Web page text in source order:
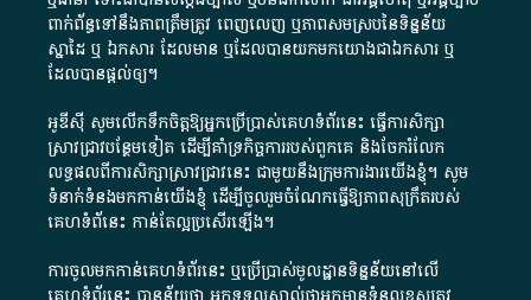
ពាក់ព័ន្ធ​ទៅ​នឹង​ភាព​ត្រឹមត្រូវ​ ពេញលេញ​ ឬ​ភាព​សម​ស្រប​នៃ​ទិន្នន័យ​
ស្នាដៃ​ ឬ​ ឯកសារ​ ដែល​មាន​ ឬ​ដែល​បាន​យក​មក​យោង​ជា​ឯកសារ​ ឬ​
ដែល​បាន​ផ្តល់​ឲ្យ​។
អូឌីស៊ី សូមលើកទឹកចិត្តឱ្យអ្នកប្រើប្រាស់គេហទំព័រនេះ ធ្វើការសិក្សា
ស្រាវជ្រាវបន្ថែមទៀត ដើម្បីគាំទ្រកិច្ចការ​របស់ពួកគេ និងចែករំលែក
លទ្ធផលពីការសិក្សាស្រាវជ្រាវនេះ ជាមួយនឹងក្រុមការងារយើងខ្ញុំ។ សូម
ទំនាក់ទំនងមកកាន់យើងខ្ញុំ ដើម្បីចូលរួមចំណែកធ្វើឱ្យភាពសុក្រឹតរបស់
គេហទំព័នេះ កាន់តែល្អប្រសើរឡើង។
ការចូលមកកាន់គេហទំព័រនេះ ឬប្រើប្រាស់មូលដ្ឋានទិន្នន័យនៅលើ